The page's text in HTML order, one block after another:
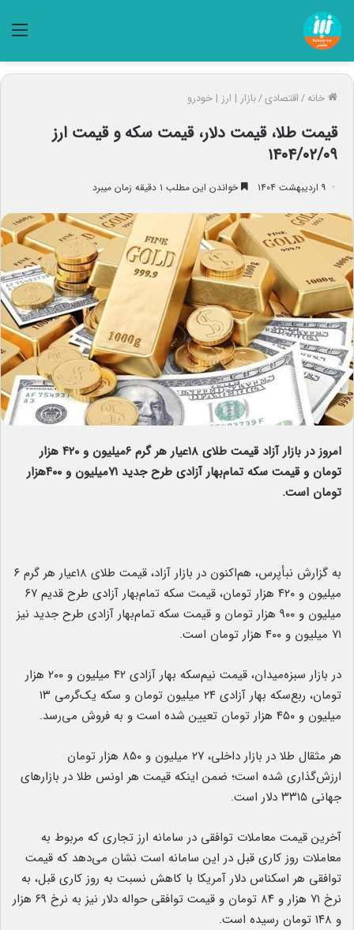
خانه/اقتصادی/بازار | ارز | خودرو
قیمت طلا، قیمت دلار، قیمت سکه و قیمت ارز
۱۴۰۴/۰۲/۰۹
۹ اردیبهشت ۱۴۰۴ خواندن این مطلب ۱ دقیقه زمان میبرد
امروز در بازار آزاد قیمت طلای ۱۸عیار هر گرم ۶میلیون و ۴۲۰ هزار
تومان و قیمت سکه تمام‌بهار آزادی طرح جدید ۷۱میلیون و ۴۰۰هزار
تومان است.
به گزارش نبأپرس، هم‌اکنون در بازار آزاد، قیمت طلای ۱۸عیار هر گرم ۶
میلیون و ۴۲۰ هزار تومان، قیمت سکه تمام‌بهار آزادی طرح قدیم ۶۷
میلیون و ۹۰۰ هزار تومان و قیمت سکه تمام‌بهار آزادی طرح جدید نیز
۷۱ میلیون و ۴۰۰ هزار تومان است.
در بازار سبزه‌میدان، قیمت نیم‌سکه بهار آزادی ۴۲ میلیون و ۲۰۰ هزار
تومان، ربع‌سکه بهار آزادی ۲۴ میلیون تومان و سکه یک‌گرمی ۱۳
میلیون و ۴۵۰ هزار تومان تعیین شده است و به فروش می‌رسد.
هر مثقال طلا در بازار داخلی، ۲۷ میلیون و ۸۵۰ هزار تومان
ارزش‌گذاری شده است؛ ضمن اینکه قیمت هر اونس طلا در بازارهای
جهانی ۳۳۱۵ دلار است.
آخرین قیمت معاملات توافقی در سامانه ارز تجاری که مربوط به
معاملات روز کاری قبل در این سامانه است نشان می‌دهد که قیمت
توافقی هر اسکناس دلار آمریکا با کاهش نسبت به روز کاری قبل، به
نرخ ۷۱ هزار و ۸۴ تومان و قیمت توافقی حواله دلار نیز به نرخ ۶۹ هزار
و ۱۴۸ تومان رسیده است.